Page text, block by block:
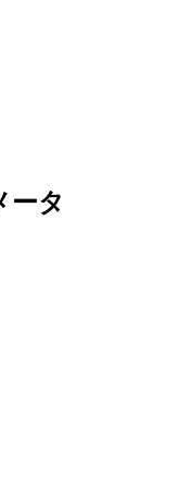
ータ